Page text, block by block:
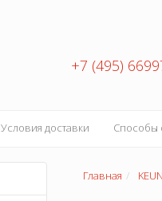
+7 (495)
Условия доставки Способы
Главная